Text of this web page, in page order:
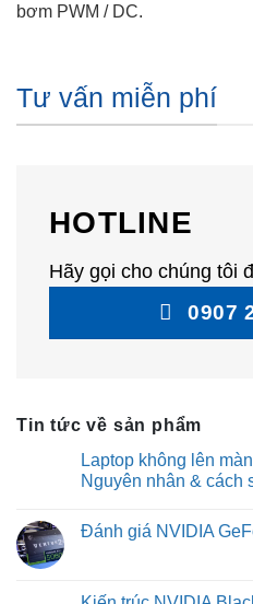
bơm PWM / DC.
Tư vấn miễn phí
HOTLINE
Hãy gọi cho chúng tôi
0907
Tin tức về sản phẩm
Laptop không lên
Nguyên nhân & cách
on
Đánh giá NVIDIA
Đánh